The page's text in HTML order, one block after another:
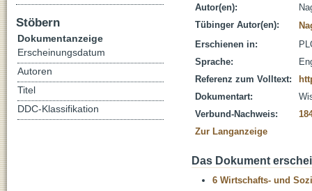
Autor(en):
Tübinger Autor(en):
Erschienen in:
Sprache:
Referenz zum Volltext:
Dokumentart:
Verbund-Nachweis:
Zur Langanzeige
Das Dokument
6 Wirtschafts- und
Stöbern
Dokumentanzeige
Erscheinungsdatum
Autoren
Titel
DDC-Klassifikation